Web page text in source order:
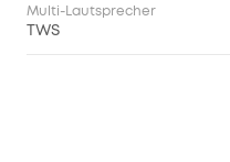
Multi-Lautsprecher
TWS